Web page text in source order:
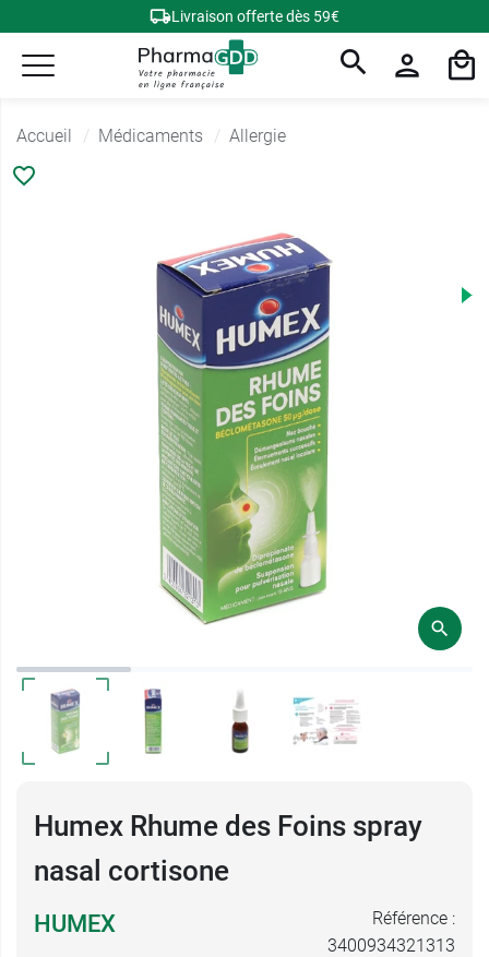
Livraison offerte dès 59€
Accueil Médicaments Allergie
Humex Rhume des Foins spray
nasal cortisone
HUMEX
Référence :
3400934321313